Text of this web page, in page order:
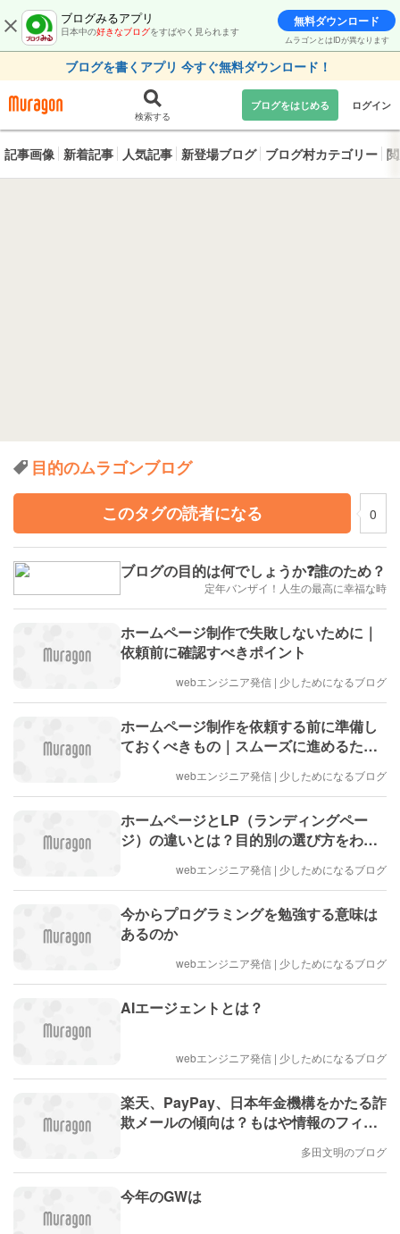
ブログみるアプリ
日本中の好きなブログをすばやく見られます
無料ダウンロード
ムラゴンとはIDが異なります
ブログを書くアプリ 今すぐ無料ダウンロード！
検索する
ブログをはじめる ログイン
記事画像 新着記事 人気記事 新登場ブログ ブログ村カテゴリー
目的のムラゴンブログ
このタグの読者になる
0
ブログの目的は何でしょうか❓誰のため？
定年バンザイ！人生の最高に幸福な時
ホームページ制作で失敗しないために｜
依頼前に確認すべきポイント
webエンジニア発信 | 少しためになるブログ
ホームページ制作を依頼する前に準備し
ておくべきもの｜スムーズに進めるため
webエンジニア発信 | 少しためになるブログ
ホームページとLP（ランディングペー
ジ）の違いとは？目的別の選び方をわか
webエンジニア発信 | 少しためになるブログ
今からプログラミングを勉強する意味は
あるのか
webエンジニア発信 | 少しためになるブログ
AIエージェントとは？
webエンジニア発信 | 少しためになるブログ
楽天、PayPay、日本年金機構をかたる詐
欺メールの傾向は？もはや情報のフィッ
多田文明のブログ
今年のGWは